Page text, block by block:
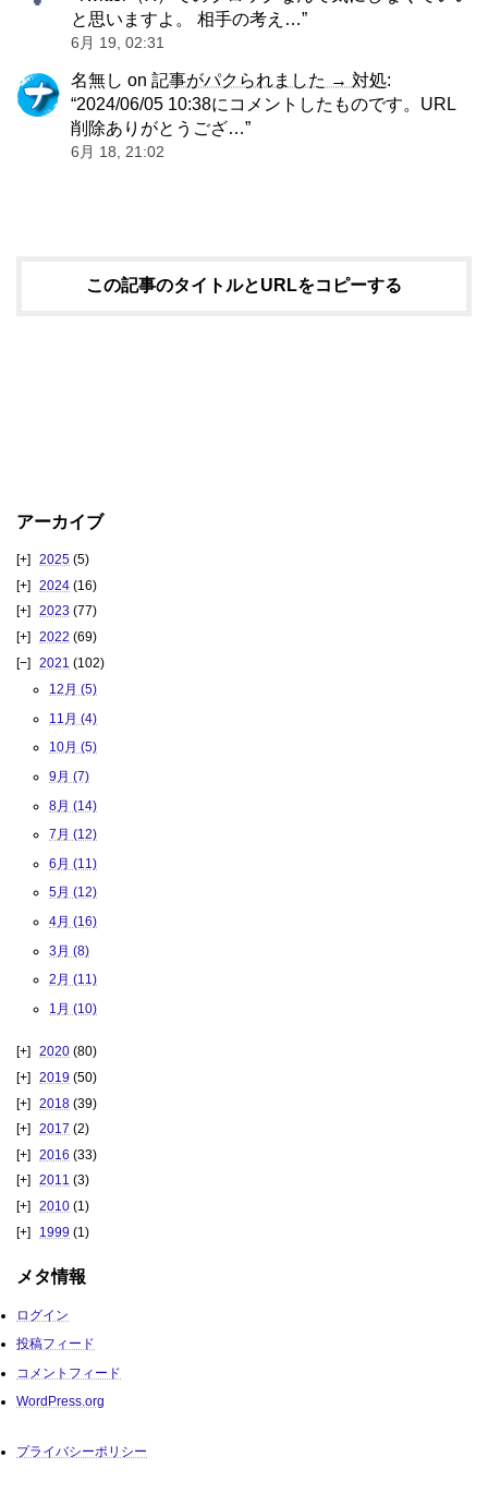
と思いますよ。 相手の考え…”
6月 19, 02:31
名無し on 記事がパクられました → 対処:
“2024/06/05 10:38にコメントしたものです。URL
削除ありがとうござ… ”
6月 18, 21:02
この記事のタイトルとURLをコピーする
アーカイブ
2025 (5)
2024 (16)
2023 (77)
2022 (69)
2021 (102)
12月 (5)
11月 (4)
10月 (5)
9月 (7)
8月 (14)
7月 (12)
6月 (11)
5月 (12)
4月 (16)
3月 (8)
2月 (11)
1月 (10)
2020 (80)
2019 (50)
2018 (39)
2017 (2)
2016 (33)
2011 (3)
2010 (1)
1999 (1)
メタ情報
ログイン
投稿フィード
コメントフィード
WordPress.org
プライバシーポリシー